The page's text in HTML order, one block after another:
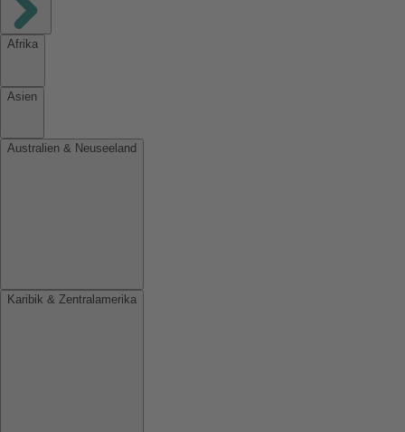
Afrika
Asien
Australien & Neuseeland
Karibik & Zentralamerika